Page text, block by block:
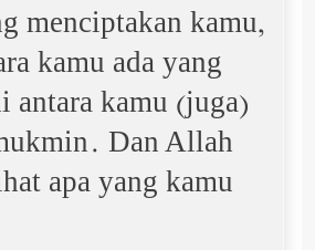
menciptakan kamu,
kamu ada yang
antara kamu (juga)
Dan Allah
apa yang kamu